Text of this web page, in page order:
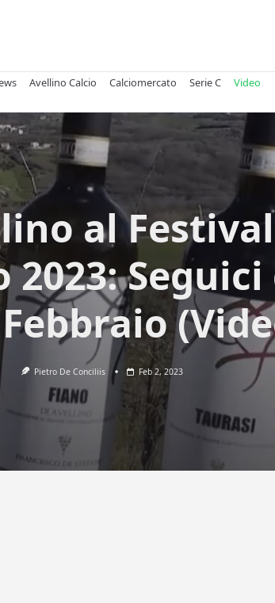
Avellino Calcio Calciomercato Serie C
Video
al
2023:
Febbraio
Pietro De Conciliis Feb 2, 2023